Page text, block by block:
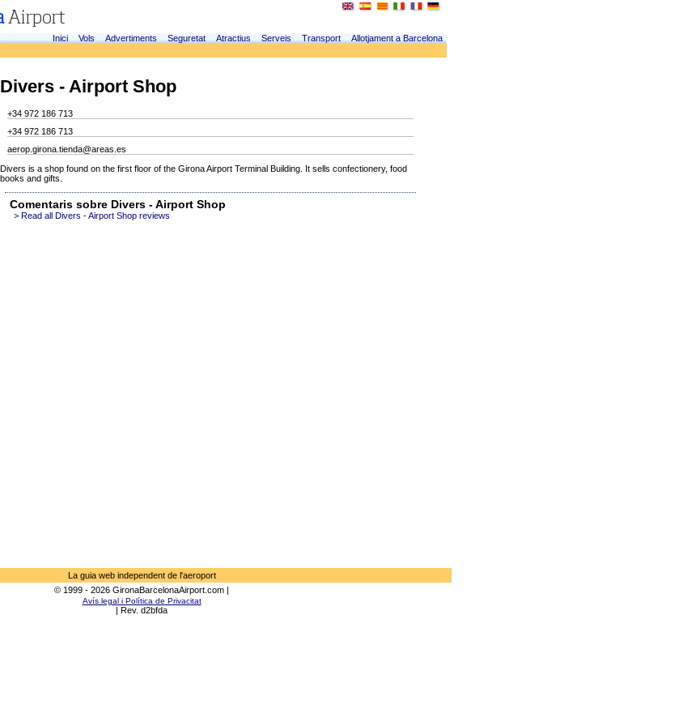
Inici Vols Advertiments Seguretat Atractius Serveis Transport
Allotjament a Barcelona
Divers - Airport Shop
+34 972 186 713
+34 972 186 713
aerop.girona.tienda@areas.es
Divers is a shop found on the first floor of the Girona Airport Terminal Building. It sells confectionery, food
books and gifts.
Comentaris sobre Divers - Airport Shop
> Read all Divers - Airport Shop reviews
La guia web independent de l'aeroport
© 1999 - 2026 GironaBarcelonaAirport.com |
Avís legal i Política de Privacitat
| Rev. d2bfda